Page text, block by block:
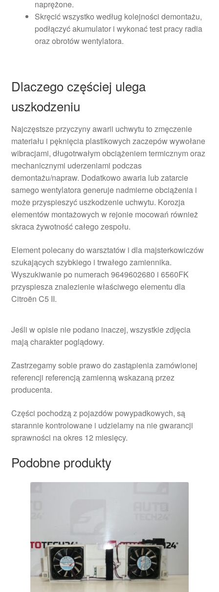
naprężone.
Skręcić wszystko według kolejności demontażu,
podłączyć akumulator i wykonać test pracy radia
oraz obrotów wentylatora.
Dlaczego częściej ulega
uszkodzeniu
Najczęstsze przyczyny awarii uchwytu to zmęczenie
materiału i pęknięcia plastikowych zaczepów wywołane
wibracjami, długotrwałym obciążeniem termicznym oraz
mechanicznymi uderzeniami podczas
demontażu/napraw. Dodatkowo awaria lub zatarcie
samego wentylatora generuje nadmierne obciążenia i
może przyspieszyć uszkodzenie uchwytu. Korozja
elementów montażowych w rejonie mocowań również
skraca żywotność całego zespołu.
Element polecany do warsztatów i dla majsterkowiczów
szukających szybkiego i trwałego zamiennika.
Wyszukiwanie po numerach 9649602680 i 6560FK
przyspiesza znalezienie właściwego elementu dla
Citroën C5 II.
Jeśli w opisie nie podano inaczej, wszystkie zdjęcia
mają charakter poglądowy.
Zastrzegamy sobie prawo do zastąpienia zamówionej
referencji referencją zamienną wskazaną przez
producenta.
Części pochodzą z pojazdów powypadkowych, są
starannie kontrolowane i udzielamy na nie gwarancji
sprawności na okres 12 miesięcy.
Podobne produkty